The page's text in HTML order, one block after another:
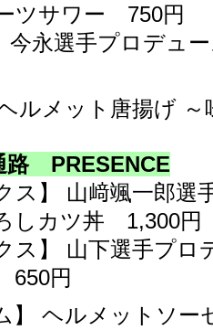
ツサワー 750円
今永選手プロデ
ヘルメット唐揚げ
路 PRESENCE
ス】 山﨑颯一郎
しカツ丼 1,300円
ス】 山下選手プ
650円
】 ヘルメットソ